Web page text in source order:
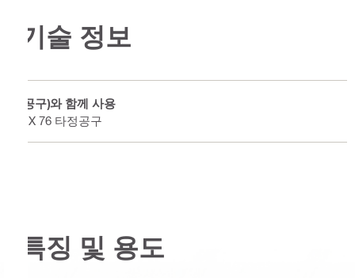
기술 정보
(공구)와 함께 사용
DX 76 타정공구
특징 및 용도